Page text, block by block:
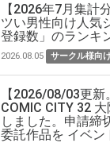
【2026年7月集計
ツい男性向け人気
登録数」のランキ
2026.08.05 サークル様向
【2026/08/03更
COMIC CITY 32
しました。申請締
委託作品を イベン